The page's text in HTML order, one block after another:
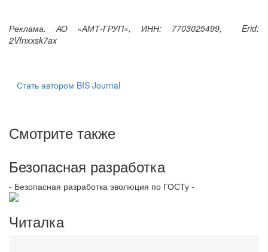
Реклама. АО «АМТ-ГРУП», ИНН: 7703025499, Erid:
2Vfnxxsk7ax
Стать автором BIS Journal
Смотрите также
Безопасная разработка
- Безопасная разработка эволюция по ГОСТу -
Читалка